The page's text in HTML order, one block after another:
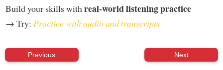
Build your skills with real-world listening practice
→ Try: Practice with audio and transcripts
Previous Next